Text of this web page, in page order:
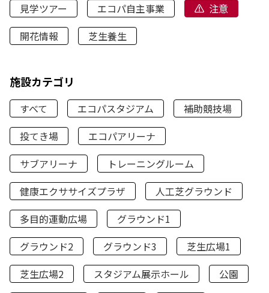
見学ツアー
エコパ自主事業
注意
開花情報
芝生養生
施設カテゴリ
すべて エコパスタジアム
補助競技場
投てき場
エコパアリーナ
サブアリーナ
トレーニングルーム
健康エクササイズプラザ
人工芝グラウンド
多目的運動広場
グラウンド1
グラウンド2
グラウンド3
芝生広場1
芝生広場2
スタジアム展示ホール
公園